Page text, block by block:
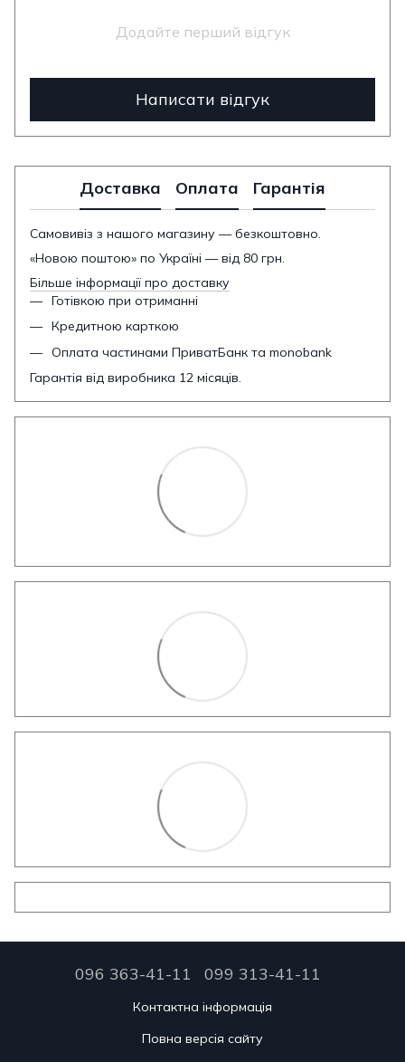
Додайте перший відгук
Написати відгук
Доставка Оплата Гарантія
Самовивіз з нашого магазину — безкоштовно.
«Новою поштою» по Україні — від 80 грн.
Більше інформації про доставку
Готівкою при отриманні
Кредитною карткою
Оплата частинами ПриватБанк та monobank
Гарантія від виробника 12 місяців.
096 363-41-11 099 313-41-11
Контактна інформація
Повна версія сайту